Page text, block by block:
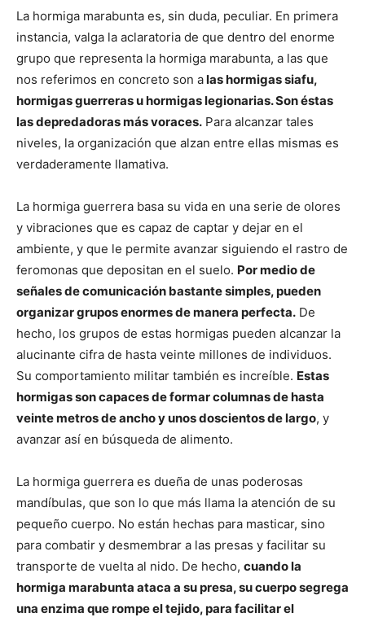
La hormiga marabunta es, sin duda, peculiar. En primera
instancia, valga la aclaratoria de que dentro del enorme
grupo que representa la hormiga marabunta, a las que
nos referimos en concreto son alas hormigas siafu,
hormigas guerreras u hormigas legionarias. Son éstas
las depredadoras más voraces. Para alcanzar tales
niveles, la organización que alzan entre ellas mismas es
verdaderamente llamativa.
La hormiga guerrera basa su vida en una serie de olores
y vibraciones que es capaz de captar y dejar en el
ambiente, y que le permite avanzar siguiendo el rastro de
feromonas que depositan en el suelo. Por medio de
señales de comunicación bastante simples, pueden
organizar grupos enormes de manera perfecta. De
hecho, los grupos de estas hormigas pueden alcanzar la
alucinante cifra de hasta veinte millones de individuos.
Su comportamiento militar también es increíble. Estas
hormigas son capaces de formar columnas de hasta
veinte metros de ancho y unos doscientos de largo, y
avanzar así en búsqueda de alimento.
La hormiga guerrera es dueña de unas poderosas
mandíbulas, que son lo que más llama la atención de su
pequeño cuerpo. No están hechas para masticar, sino
para combatir y desmembrar a las presas y facilitar su
transporte de vuelta al nido. De hecho, cuando la
hormiga marabunta ataca a su presa, su cuerpo segrega
una enzima que rompe el tejido, para facilitar el